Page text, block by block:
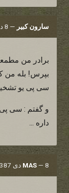
سارون کبیر — 8 دی 1387 — ساعت 18:09
برادر من
بپرس! بله من
سی پی یو
و گفتم : سی پی
داره ...
MAS — 8 دی 1387 — ساعت 18:09